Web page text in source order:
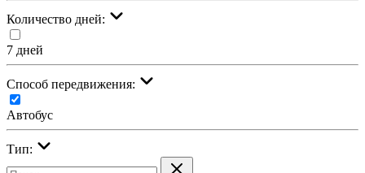
Количество дней:
7 дней
Cпособ передвижения:
Автобус
Тип: